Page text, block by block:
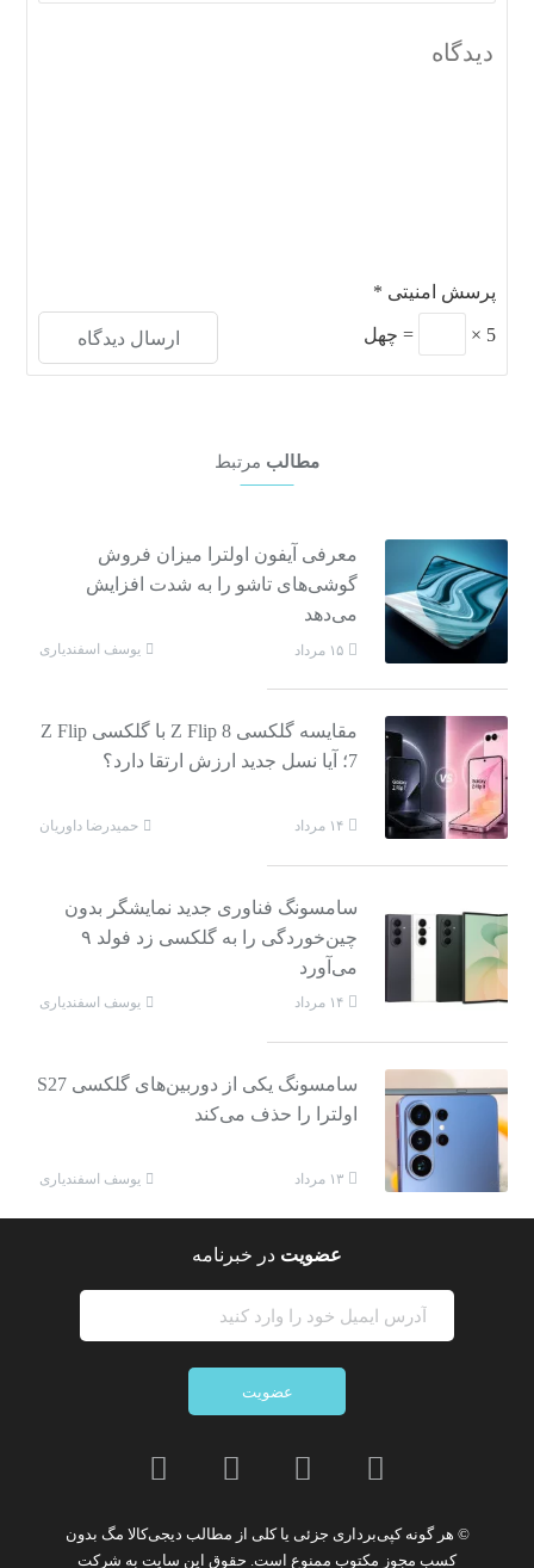
پرسش امنیتی *
5
×
= چهل
مطالب مرتبط
معرفی آیفون اولترا میزان فروش
گوشی‌های تاشو را به شدت افزایش
می‌دهد
۱۵ مرداد یوسف اسفندیاری
مقایسه گلکسی Z Flip 8 با گلکسی Z Flip
7؛ آیا نسل جدید ارزش ارتقا دارد؟
۱۴ مرداد حمیدرضا داوریان
سامسونگ فناوری جدید نمایشگر بدون
چین‌خوردگی را به گلکسی زد فولد ۹
می‌آورد
۱۴ مرداد یوسف اسفندیاری
سامسونگ یکی از دوربین‌های گلکسی S27
اولترا را حذف می‌کند
۱۳ مرداد یوسف اسفندیاری
عضویت در خبرنامه
عضویت
© هر گونهکپی‌برداری جزئی یا کلی از مطالب دیجی‌کالا مگ بدون
کسب مجوز مکتوب ممنوع است. حقوق این سایت به شرکت